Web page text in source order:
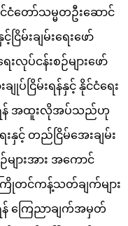
ငံတော်သမ္မတဦးဆောင်
မ်းချမ်းရေးဖော်
လုပ်ငန်းစဉ်များဖော်
ပ်ငြိမ်းရန်နှင့် နိုင်ငံရေး
းရန် အထူးလိုအပ်သည်ဟု
နှင့် တည်ငြိမ်အေးချမ်း
များအား အကောင်
တင်ကန့်သတ်ချက်များ
န် ကြေညာချက်အမှတ်